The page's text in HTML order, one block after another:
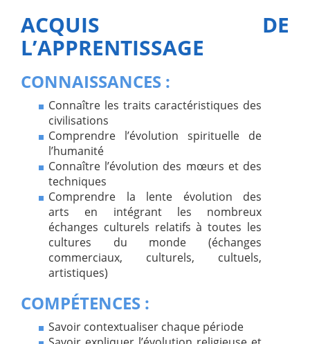
ACQUIS DE
L’APPRENTISSAGE
CONNAISSANCES :
Connaître les traits caractéristiques des
civilisations
Comprendre l’évolution spirituelle de
l’humanité
Connaître l’évolution des mœurs et des
techniques
Comprendre la lente évolution des
arts en intégrant les nombreux
échanges culturels relatifs à toutes les
cultures du monde (échanges
commerciaux, culturels, cultuels,
artistiques)
COMPÉTENCES :
Savoir contextualiser chaque période